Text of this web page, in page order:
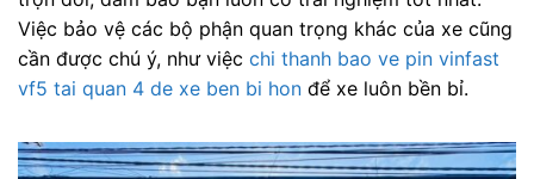
Việc bảo vệ các bộ phận quan trọng khác của xe cũng
cần được chú ý, như việc chi thanh bao ve pin vinfast
vf5 tai quan 4 de xe ben bi hon để xe luôn bền bỉ.